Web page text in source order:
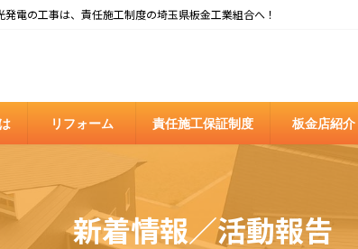
電の工事は、責任施工制度の埼玉県板金工業組合へ！
リフォーム 責任施工保証制度 板金店紹介
新着情報／活動報告